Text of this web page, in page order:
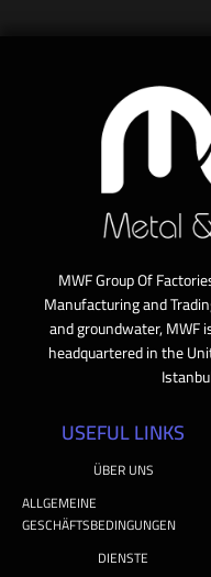
MWF Group Of
Manufacturing and
and groundwater, MWF
headquartered in the
USEFUL LINKS
ÜBER UNS
ALLGEMEINE
GESCHÄFTSBEDINGUNGEN
DIENSTE